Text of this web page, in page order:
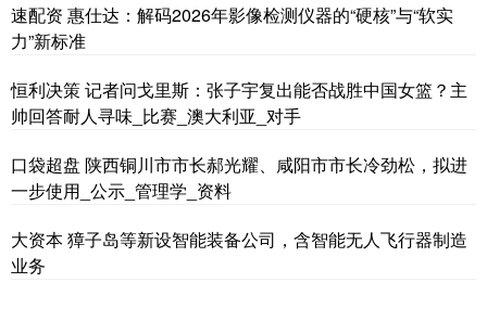
速配资 惠仕达：解码2026年影像检测仪器的“硬核”与“软实
力”新标准
恒利决策 记者问戈里斯：张子宇复出能否战胜中国女篮？主
帅回答耐人寻味_比赛_澳大利亚_对手
口袋超盘 陕西铜川市市长郝光耀、咸阳市市长冷劲松，拟进
一步使用_公示_管理学_资料
大资本 獐子岛等新设智能装备公司，含智能无人飞行器制造
业务